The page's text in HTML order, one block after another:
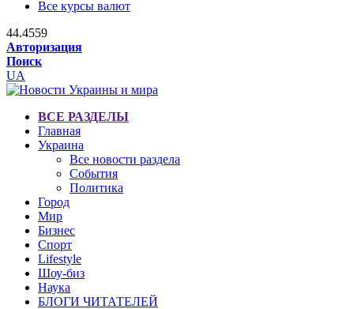
Все курсы валют
44.4559
Авторизация
Поиск
UA
ВСЕ РАЗДЕЛЫ
Главная
Украина
Все новости раздела
События
Политика
Город
Мир
Бизнес
Спорт
Lifestyle
Шоу-биз
Наука
БЛОГИ ЧИТАТЕЛЕЙ